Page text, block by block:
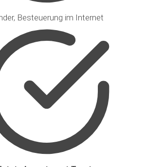
Besteuerung im Internet